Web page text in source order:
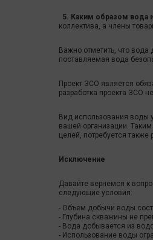
5. Каким образом вода
коллектива, а члены
Важно отметить, что вода
поставляемая вода
Проект ЗСО является
разработка проекта ЗСО
Вид использования воды
вашей организации.
целей, потребуется также
Исключение
Давайте вернемся к
следующие условия:
- Объем добычи воды
- Глубина скважины не
- Вода добывается из
- Использование воды